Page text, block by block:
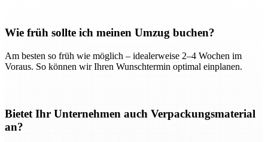
Wie früh sollte ich meinen Umzug buchen?
Am besten so früh wie möglich – idealerweise 2–4 Wochen im
Voraus. So können wir Ihren Wunschtermin optimal einplanen.
Bietet Ihr Unternehmen auch Verpackungsmaterial
an?